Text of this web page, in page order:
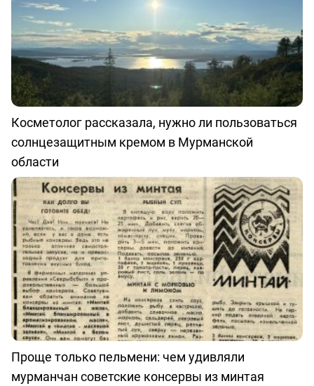
Косметолог рассказала, нужно ли пользоваться
солнцезащитным кремом в Мурманской
области
Проще только пельмени: чем удивляли
мурманчан советские консервы из минтая